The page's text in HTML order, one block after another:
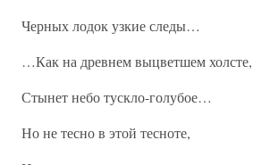
Черных лодок узкие следы…
…Как на древнем выцветшем холсте,
Стынет небо тускло-голубое…
Но не тесно в этой тесноте,